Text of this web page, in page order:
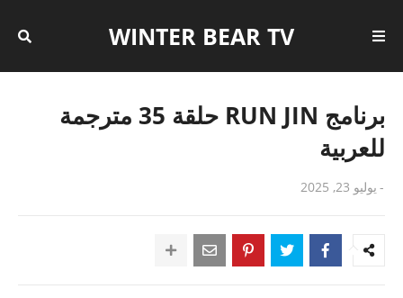
WINTER BEAR TV
برنامج RUN JIN حلقة 35 مترجمة
للعربية
- يوليو 23, 2025